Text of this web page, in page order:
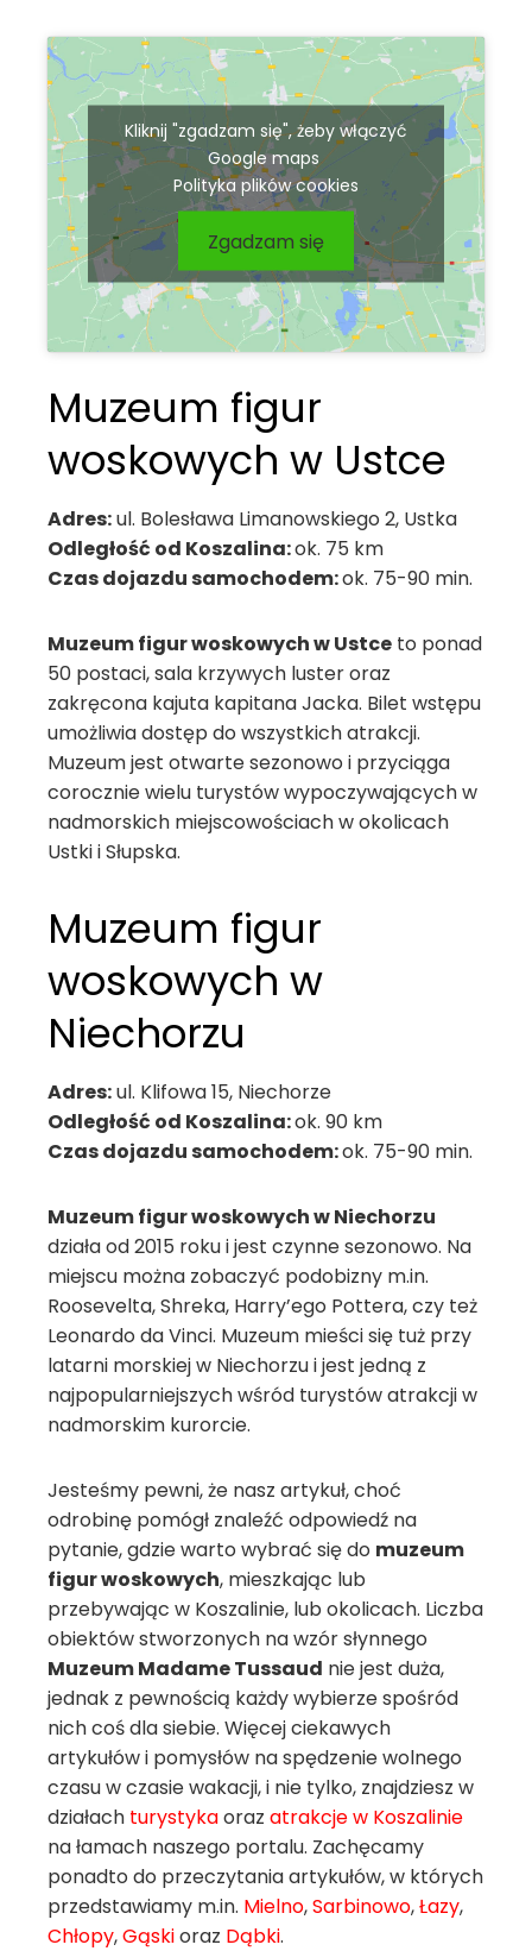
Kliknij "zgadzam się", żeby włączyć
Google maps
Polityka plików cookies
Zgadzam się
Muzeum figur
woskowych w Ustce
Adres:ul. Bolesława Limanowskiego 2, Ustka
Odległość od Koszalina:ok. 75 km
Czas dojazdu samochodem:ok. 75-90 min.
Muzeum figur woskowych w Ustce to ponad
50 postaci, sala krzywych luster oraz
zakręcona kajuta kapitana Jacka. Bilet wstępu
umożliwia dostęp do wszystkich atrakcji.
Muzeum jest otwarte sezonowo i przyciąga
corocznie wielu turystów wypoczywających w
nadmorskich miejscowościach w okolicach
Ustki i Słupska.
Muzeum figur
woskowych w
Niechorzu
Adres:ul. Klifowa 15, Niechorze
Odległość od Koszalina:ok. 90 km
Czas dojazdu samochodem:ok. 75-90 min.
Muzeum figur woskowych w Niechorzu
działa od 2015 roku i jest czynne sezonowo. Na
miejscu można zobaczyć podobizny m.in.
Roosevelta, Shreka, Harry’ego Pottera, czy też
Leonardo da Vinci. Muzeum mieści się tuż przy
latarni morskiej w Niechorzu i jest jedną z
najpopularniejszych wśród turystów atrakcji w
nadmorskim kurorcie.
Jesteśmy pewni, że nasz artykuł, choć
odrobinę pomógł znaleźć odpowiedź na
pytanie, gdzie warto wybrać się do muzeum
figur woskowych, mieszkając lub
przebywając w Koszalinie, lub okolicach. Liczba
obiektów stworzonych na wzór słynnego
Muzeum Madame Tussaud nie jest duża,
jednak z pewnością każdy wybierze spośród
nich coś dla siebie. Więcej ciekawych
artykułów i pomysłów na spędzenie wolnego
czasu w czasie wakacji, i nie tylko, znajdziesz w
działach turystykaoraz atrakcje w Koszalinie
na łamach naszego portalu. Zachęcamy
ponadto do przeczytania artykułów, w których
przedstawiamy m.in. Mielno,Sarbinowo,Łazy,
Chłopy,Gąskioraz Dąbki.